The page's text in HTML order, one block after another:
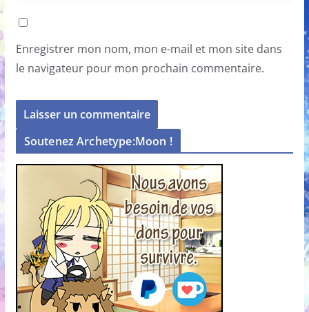
Enregistrer mon nom, mon e-mail et mon site dans
le navigateur pour mon prochain commentaire.
Soutenez Archetype:Moon !